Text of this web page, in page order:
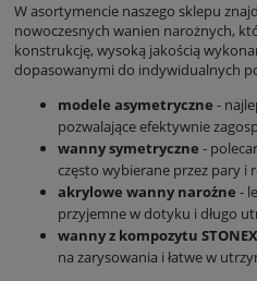
W asortymencie naszego sklepu
nowoczesnych wanien narożnych,
konstrukcję, wysoką jakością
dopasowanymi do indywidualnych
modele asymetryczne -
pozwalające efektywnie
wanny symetryczne -
często wybierane przez pary i
akrylowe wanny narożne -
przyjemne w dotyku i długo
wanny z kompozytu
na zarysowania i łatwe w